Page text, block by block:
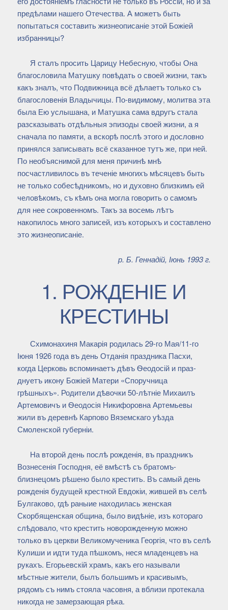
предѣлами нашего Отечества. А можетъ быть
попытаться составить жизнеописаніе этой Божіей
избранницы?
Я сталъ просить Царицу Небесную, чтобы Она
благословила Матушку повѣдать о своей жизни, такъ
какъ зналъ, что Подвижница всё дѣлаетъ только съ
благословенія Владычицы. По-видимому, молитва эта
была Ею услышана, и Матушка сама вдругъ стала
разсказывать отдѣльныя эпизоды своей жизни, а я
сначала по памяти, а вскорѣ послѣ этого и дословно
принялся записывать всё сказанное тутъ же, при ней.
По необъяснимой для меня причинѣ мнѣ
посчастливилось въ теченіе многихъ мѣсяцевъ быть
не только собесѣдникомъ, но и духовно близкимъ ей
человѣкомъ, съ кѣмъ она могла говорить о самомъ
для нее сокровенномъ. Такъ за восемь лѣтъ
накопилось много записей, изъ которыхъ и составлено
это жизнеописаніе.
р. Б. Геннадій, Іюнь 1993 г.
1. РОЖДЕНІЕ И
КРЕСТИНЫ
Схимонахиня Макарія родилась 29-го Мая/11-го
Іюня 1926 года въ день Отданія праздника Пасхи,
когда Церковь вспоминаетъ дѣвъ Ѳеодосій и праз-
днуетъ икону Божіей Матери «Споручница
грѣшныхъ». Родители дѣвочки 50-лѣтніе Михаилъ
Артемовичъ и Ѳеодосія Никифоровна Артемьевы
жили въ деревнѣ Карпово Вяземскаго уѣзда
Смоленской губерніи.
На второй день послѣ рожденія, въ праздникъ
Вознесенія Господня, её вмѣстѣ съ братомъ-
близнецомъ рѣшено было крестить. Въ самый день
рожденія будущей крестной Евдокіи, жившей въ селѣ
Булгаково, гдѣ раныие находилась женская
Скорбященская община, было видѣніе, изъ котораго
слѣдовало, что крестить новорожденную можно
только въ церкви Великомученика Георгія, что въ селѣ
Кулиши и идти туда пѣшкомъ, неся младенцевъ на
рукахъ. Егорьевскій храмъ, какъ его называли
мѣстные жители, былъ большимъ и красивымъ,
рядомъ съ нимъ стояла часовня, а вблизи протекала
никогда не замерзающая рѣка.